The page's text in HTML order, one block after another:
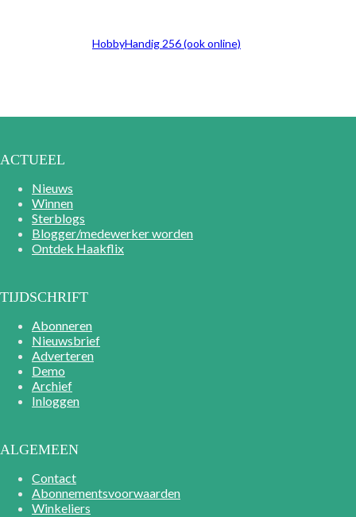
HobbyHandig 256 (ook online)
ACTUEEL
Nieuws
Winnen
Sterblogs
Blogger/medewerker worden
Ontdek Haakflix
TIJDSCHRIFT
Abonneren
Nieuwsbrief
Adverteren
Demo
Archief
Inloggen
ALGEMEEN
Contact
Abonnementsvoorwaarden
Winkeliers